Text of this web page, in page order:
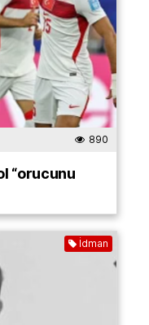
890
“orucunu
İdman